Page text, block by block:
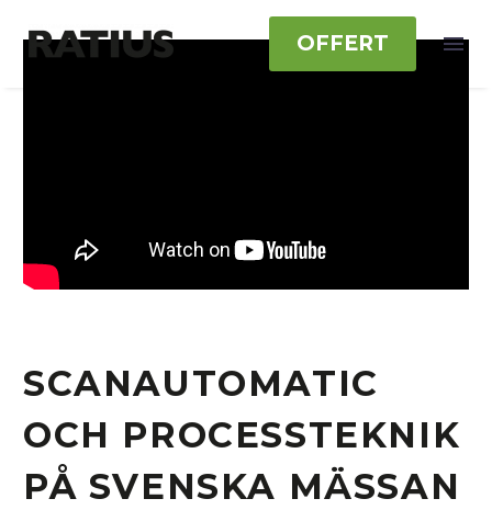
OFFERT
SCANAUTOMATIC
OCH PROCESSTEKNIK
PÅ SVENSKA MÄSSAN